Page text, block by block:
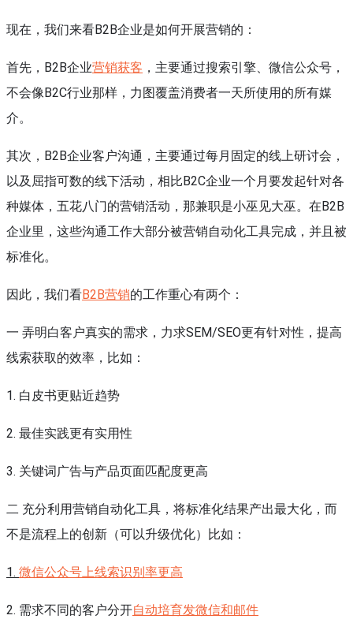
现在，我们来看B2B企业是如何开展营销的：
首先，B2B企业营销获客 ，主要通过搜索引擎、微信公众号，
不会像B2C行业那样，力图覆盖消费者一天所使用的所有媒
介。
其次，B2B企业客户沟通，主要通过每月固定的线上研讨会，
以及屈指可数的线下活动，相比B2C企业一个月要发起针对各
种媒体，五花八门的营销活动，那兼职是小巫见大巫。在B2B
企业里，这些沟通工作大部分被营销自动化工具完成，并且被
标准化。
因此，我们看B2B营销的工作重心有两个：
一 弄明白客户真实的需求，力求SEM/SEO更有针对性，提高
线索获取的效率，比如：
1. 白皮书更贴近趋势
2. 最佳实践更有实用性
3. 关键词广告与产品页面匹配度更高
二 充分利用营销自动化工具，将标准化结果产出最大化，而
不是流程上的创新（可以升级优化）比如：
1. 微信公众号上线索识别率更高
2. 需求不同的客户分开自动培育发微信和邮件